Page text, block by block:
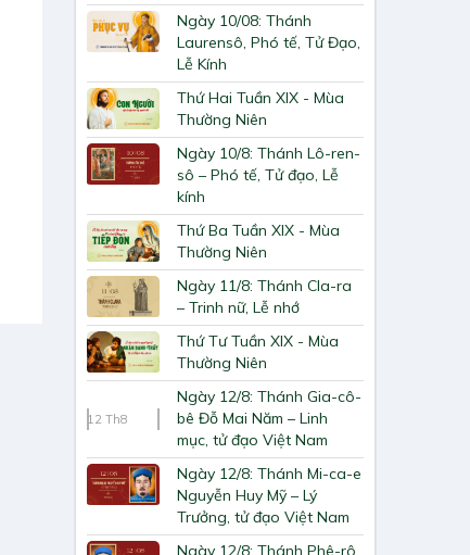
Ngày 10/08: Thánh
Laurensô, Phó tế, Tử Đạo,
Lễ Kính
Thứ Hai Tuần XIX - Mùa
Thường Niên
Ngày 10/8: Thánh Lô-ren-
sô – Phó tế, Tử đạo, Lễ
kính
Thứ Ba Tuần XIX - Mùa
Thường Niên
Ngày 11/8: Thánh Cla-ra
– Trinh nữ, Lễ nhớ
Thứ Tư Tuần XIX - Mùa
Thường Niên
12 Th8
Ngày 12/8: Thánh Gia-cô-
bê Đỗ Mai Năm – Linh
mục, tử đạo Việt Nam
Ngày 12/8: Thánh Mi-ca-e
Nguyễn Huy Mỹ – Lý
Trưởng, tử đạo Việt Nam
Ngày 12/8: Thánh Phê-rô